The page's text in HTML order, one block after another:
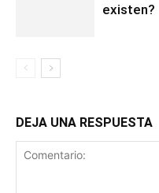
existen?
DEJA UNA RESPUESTA